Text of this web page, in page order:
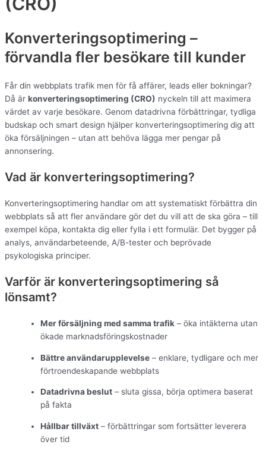
Konverteringsoptimering –
förvandla fler besökare till kunder
Får din webbplats trafik men för få affärer, leads eller bokningar?
Då är konverteringsoptimering (CRO) nyckeln till att maximera
värdet av varje besökare. Genom datadrivna förbättringar, tydliga
budskap och smart design hjälper konverteringsoptimering dig att
öka försäljningen – utan att behöva lägga mer pengar på
annonsering.
Vad är konverteringsoptimering?
Konverteringsoptimering handlar om att systematiskt förbättra din
webbplats så att fler användare gör det du vill att de ska göra – till
exempel köpa, kontakta dig eller fylla i ett formulär. Det bygger på
analys, användarbeteende, A/B-tester och beprövade
psykologiska principer.
Varför är konverteringsoptimering så
lönsamt?
Mer försäljning med samma trafik – öka intäkterna utan
ökade marknadsföringskostnader
Bättre användarupplevelse – enklare, tydligare och mer
förtroendeskapande webbplats
Datadrivna beslut – sluta gissa, börja optimera baserat
på fakta
Hållbar tillväxt – förbättringar som fortsätter leverera
över tid